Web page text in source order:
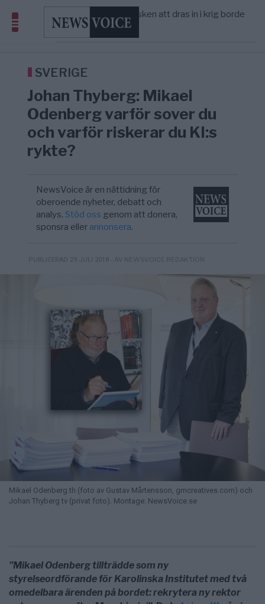
5/8
Elsa Widding: Risken att dras in i krig borde
avgöra all utrikespolitik
KRIG & FRED
Gaza håller en av de största
geografiskt apartheidsystem
om amerikansk påverkan
UNITED STATES — Tucker Carlson: ”It’s Time to Save
America” – Finally
SVERIGE
Johan Thyberg: Mikael
Odenberg varför sover du
och varför riskerar du KI:s
rykte?
NewsVoice är en nättidning för
oberoende nyheter, debatt och
analys.Stöd oss genom att donera,
sponsra eller annonsera.
PUBLICERAD 29 JULI 2018 - AV NEWSVOICE REDAKTION
Mikael Odenberg th (foto av Gustav Mårtensson, gmcreatives.com) och
Johan Thyberg tv (privat foto). Montage: NewsVoice.se
”Mikael Odenberg tillträdde som ny
styrelseordförande för Karolinska Institutet med två
omedelbara ärenden på bordet: rekrytera ny rektor